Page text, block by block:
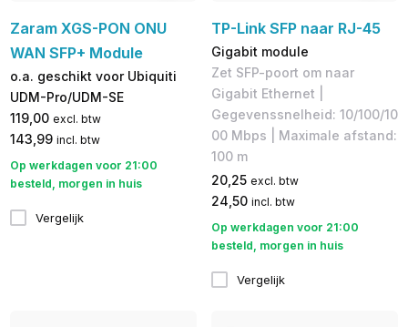
Zaram XGS-PON ONU
WAN SFP+ Module
o.a. geschikt voor Ubiquiti
UDM-Pro/UDM-SE
119,00 excl. btw
143,99 incl. btw
Op werkdagen voor 21:00
besteld, morgen in huis
Vergelijk
TP-Link SFP naar RJ-45
Gigabit module
Zet SFP-poort om naar
Gigabit Ethernet |
Gegevenssnelheid: 10/100/10
00 Mbps | Maximale afstand:
100 m
20,25 excl. btw
24,50 incl. btw
Op werkdagen voor 21:00
besteld, morgen in huis
Vergelijk